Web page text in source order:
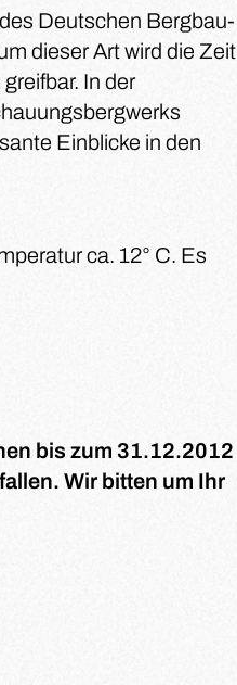
Deutschen Bergbau-
dieser Art wird die Zeit
In der
Einblicke in den
ca. 12° C. Es
bis zum 31.12.2012
Wir bitten um Ihr